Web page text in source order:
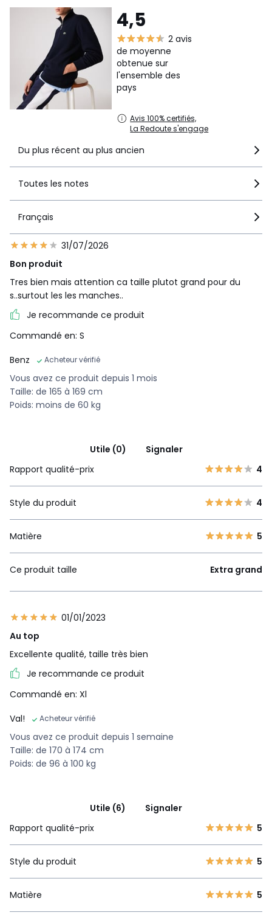
4,5
2 avis
de moyenne
obtenue sur
l'ensemble des
pays
Avis 100% certifiés,
La Redoute s'engage
Du plus récent au plus ancien
Toutes les notes
Français
31/07/2026
Bon produit
Tres bien mais attention ca taille plutot grand pour du
s..surtout les les manches..
Je recommande ce produit
Commandé en: S
Benz
Acheteur vérifié
Vous avez ce produit depuis 1 mois
Taille: de 165 à 169 cm
Poids: moins de 60 kg
Utile (0)
Signaler
Rapport qualité-prix
4
Style du produit 4
Matière 5
Ce produit taille Extra grand
01/01/2023
Au top
Excellente qualité, taille très bien
Je recommande ce produit
Commandé en: Xl
Val!
Acheteur vérifié
Vous avez ce produit depuis 1 semaine
Taille: de 170 à 174 cm
Poids: de 96 à 100 kg
Utile (6)
Signaler
Rapport qualité-prix
5
Style du produit 5
Matière 5